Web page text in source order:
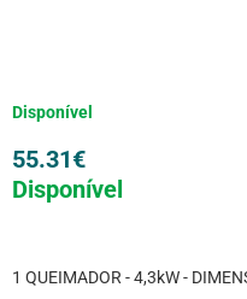
Disponível
55.31€
Disponível
1 QUEIMADOR - 4,3kW -